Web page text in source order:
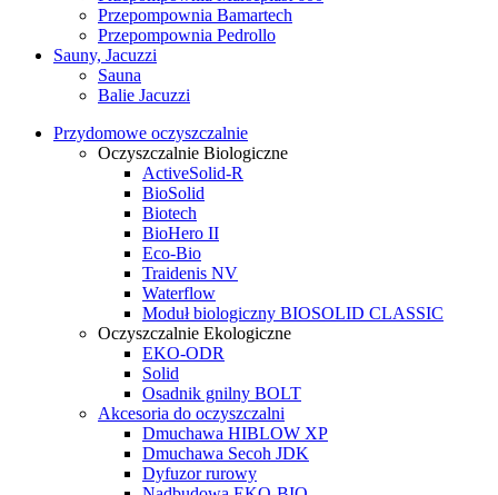
Przepompownia Bamartech
Przepompownia Pedrollo
Sauny, Jacuzzi
Sauna
Balie Jacuzzi
Przydomowe oczyszczalnie
Oczyszczalnie Biologiczne
ActiveSolid-R
BioSolid
Biotech
BioHero II
Eco-Bio
Traidenis NV
Waterflow
Moduł biologiczny BIOSOLID CLASSIC
Oczyszczalnie Ekologiczne
EKO-ODR
Solid
Osadnik gnilny BOLT
Akcesoria do oczyszczalni
Dmuchawa HIBLOW XP
Dmuchawa Secoh JDK
Dyfuzor rurowy